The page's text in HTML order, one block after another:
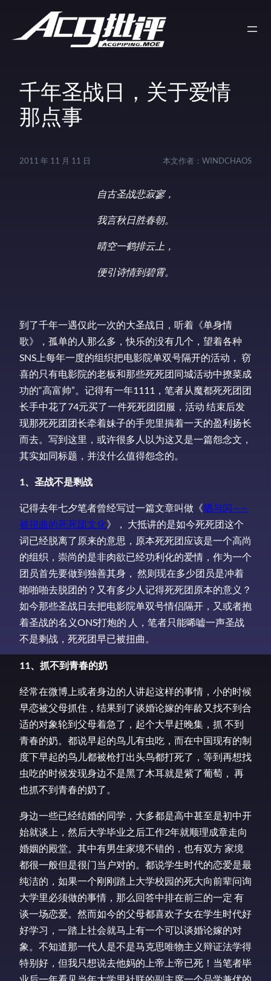
千年圣战日，关于爱情
那点事
2011 年 11 月 11 日 本文作者： WINDCHAOS
自古圣战悲寂寥，
我言秋日胜春朝。
晴空一鹤排云上，
便引诗情到碧霄。
到了千年一遇仅此一次的大圣战日，听着《单身情
歌》，孤单的人那么多，快乐的没有几个，望着各种
SNS上每年一度的组织把电影院单双号隔开的活动， 窃
喜的只有电影院的老板和那些死死团同城活动中撩菜成
功的“高富帅”。记得有一年1111，笔者从魔都死死团团
长手中花了74元买了一件死死团团服，活动 结束后发
现那死死团团长牵着妹子的手兜里揣着一天的盈利扬长
而去。写到这里，或许很多人以为这又是一篇怨念文，
其实如同标题，并没什么值得怨念的。
1、圣战不是剩战
记得去年七夕笔者曾经写过一篇文章叫做《晒与闪——
被扭曲的死死团文化》， 大抵讲的是如今死死团这个
词已经脱离了原来的意思，原本死死团应该是一个高尚
的组织，崇尚的是非肉欲已经功利化的爱情，作为一个
团员首先要做到独善其身， 然则现在多少团员是冲着
啪啪啪去脱团的？又有多少人记得死死团原本的意义？
如今那些圣战日去把电影院单双号情侣隔开，又或者抱
着圣战的名义ONS打炮的 人，笔者只能唏嘘一声圣战
不是剩战，死死团早已被扭曲。
11、抓不到青春的奶
经常在微博上或者身边的人讲起这样的事情，小的时候
早恋被父母抓住，结果到了谈婚论嫁的年龄又找不到合
适的对象轮到父母着急了，起个大早赶晚集，抓 不到
青春的奶。都说早起的鸟儿有虫吃，而在中国现有的制
度下早起的鸟儿都被枪打出头鸟都打死了，等到再想找
虫吃的时候发现身边不是黑了木耳就是紫了葡萄， 再
也抓不到青春的奶了。
身边一些已经结婚的同学，大多都是高中甚至是初中开
始就谈上，然后大学毕业之后工作2年就顺理成章走向
婚姻的殿堂。其中有男生家境不错的，也有双方 家境
都很一般但是很门当户对的。都说学生时代的恋爱是最
纯洁的，如果一个刚刚踏上大学校园的死大向前辈问询
大学里必须做的事情，那么回答中排在前三的一定 有
谈一场恋爱。然而如今的父母都喜欢子女在学生时代好
好学习，一踏上社会就马上有一个可以谈婚论嫁的对
象。不知道那一代人是不是马克思唯物主义辩证法学得
特别好，但我只想说去他妈的上帝上帝已死！当笔者毕